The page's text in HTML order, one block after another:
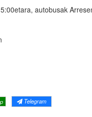
autobusak
Telegram